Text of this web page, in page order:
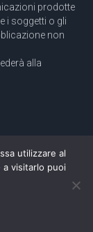
prodotte
i soggetti o gli
non
alla
utilizzare al
visitarlo puoi